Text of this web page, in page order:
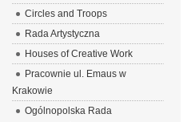
Circles and Troops
Rada Artystyczna
Houses of Creative Work
Pracownie ul. Emaus w
Krakowie
Ogólnopolska Rada